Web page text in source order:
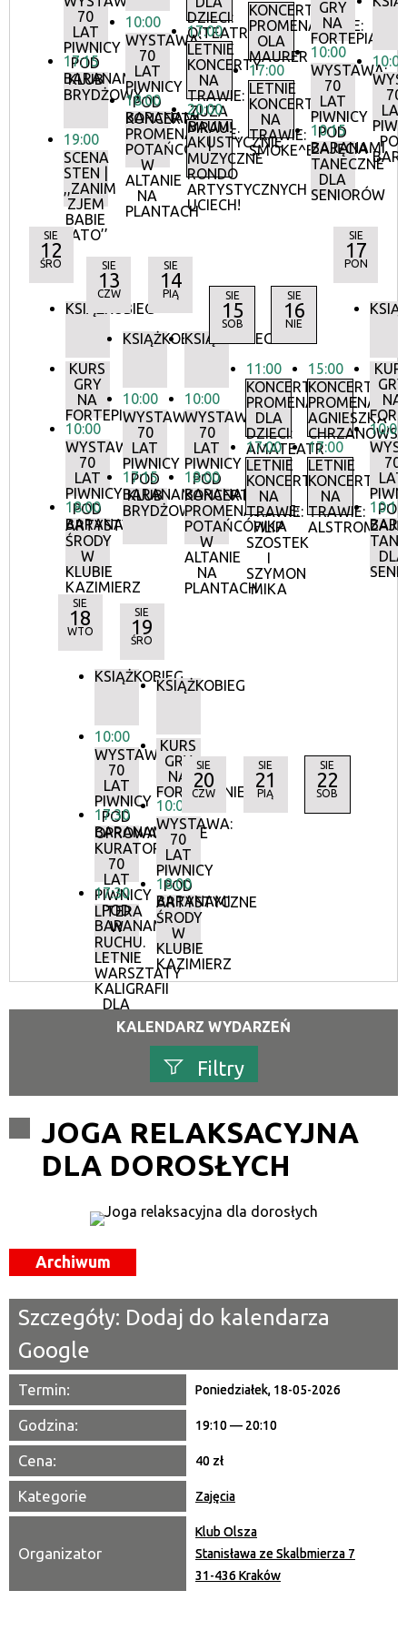
70
LAT
PIWNICY
POD
BARANAMI
17:15
KLUB
BRYDŻOWY
19:00
SCENA
STEN |
,,ZANIM
ZJEM
BABIE
LATO’’
10:00
WYSTAWA:
70
LAT
PIWNICY
POD
BARANAMI
18:00
KONCERTY
PROMENADOWE:
POTAŃCÓWKA
W
ALTANIE
NA
PLANTACH
DZIECI:
O!TEATR
17:00
LETNIE
KONCERTY
NA
TRAWIE:
ZUZA
BAUM
AKUSTYCZNIE
20:00
MRAU!
|
MUZYCZNE
RONDO
ARTYSTYCZNYCH
UCIECH!
KONCERTY
PROMENADOWE:
OLA
MAURER
17:00
LETNIE
KONCERTY
NA
TRAWIE:
SMOKE^BLUES
GRY
NA
FORTEPIANIE
10:00
WYSTAWA:
70
LAT
PIWNICY
POD
BARANAMI
10:15
ZAJĘCIA
TANECZNE
DLA
SENIORÓW
10:00
70
LAT
SIE
12
ŚRO
KSIĄŻKOBIEG
KURS
GRY
NA
FORTEPIANIE
10:00
WYSTAWA:
70
LAT
PIWNICY
POD
BARANAMI
18:00
ARTYSTYCZNE
ŚRODY
W
KLUBIE
KAZIMIERZ
SIE
13
CZW
KSIĄŻKOBIEG
10:00
WYSTAWA:
70
LAT
PIWNICY
POD
BARANAMI
17:15
KLUB
BRYDŻOWY
SIE
14
PIĄ
KSIĄŻKOBIEG
10:00
WYSTAWA:
70
LAT
PIWNICY
POD
BARANAMI
18:00
KONCERTY
PROMENADOWE:
POTAŃCÓWKA
W
ALTANIE
NA
PLANTACH
SIE
15
SOB
11:00
KONCERTY
PROMENADOWE
DLA
DZIECI:
AMATEATR
17:00
LETNIE
KONCERTY
NA
TRAWIE:
FILIP
SZOSTEK
I
SZYMON
MIKA
SIE
16
NIE
15:00
KONCERTY
AGNIESZKA
17:00
LETNIE
KONCERTY
NA
TRAWIE:
ALSTROMERIE
SIE
17
PON
GRY
NA
10:00
70
LAT
POD
10:15
DLA
SIE
18
WTO
KSIĄŻKOBIEG
10:00
WYSTAWA:
70
LAT
PIWNICY
POD
BARANAMI
17:30
OPROWADZANIE
KURATORSKIE:
70
LAT
PIWNICY
POD
BARANAMI
17:30
LITERA
W
RUCHU.
LETNIE
WARSZTATY
KALIGRAFII
DLA
DOROSŁYCH
SIE
19
ŚRO
KSIĄŻKOBIEG
KURS
GRY
NA
FORTEPIANIE
10:00
WYSTAWA:
70
LAT
PIWNICY
POD
BARANAMI
18:00
ARTYSTYCZNE
ŚRODY
W
KLUBIE
KAZIMIERZ
SIE
20
CZW
SIE
21
PIĄ
SIE
22
SOB
KALENDARZ WYDARZEŃ
Filtry
Kategoria
Trwające w zakresie
Organizator
Promowane
JOGA RELAKSACYJNA
DLA DOROSŁYCH
Archiwum
Szczegóły: Dodaj do kalendarza
Google
Termin: Poniedziałek, 18-05-2026
Godzina: 19:10 — 20:10
Cena: 40 zł
Kategorie Zajęcia
Organizator
Klub Olsza
Stanisława ze Skalbmierza 7
31-436 Kraków